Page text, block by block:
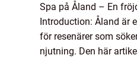
Spa på Åland – En
Introduction: Åland är
för resenärer som
njutning. Den här